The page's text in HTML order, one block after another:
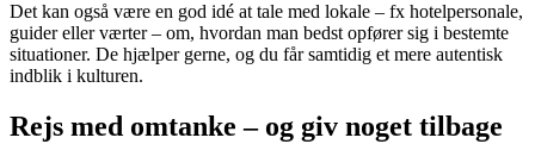
Det kan også være en god idé at tale med lokale – fx hotelpersonale,
guider eller værter – om, hvordan man bedst opfører sig i bestemte
situationer. De hjælper gerne, og du får samtidig et mere autentisk
indblik i kulturen.
Rejs med omtanke – og giv noget tilbage